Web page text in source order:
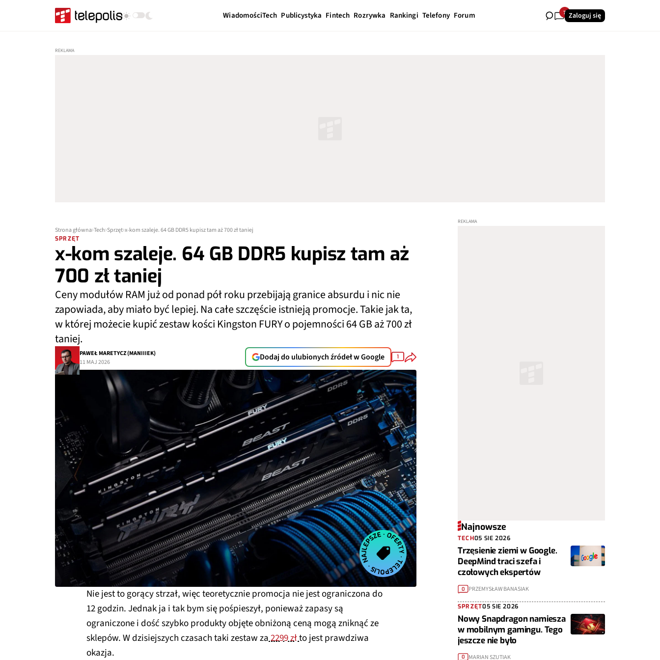
WiadomościTech Publicystyka Fintech Rozrywka Rankingi Telefony Forum 7 Zaloguj się
Strona główna Tech Sprzęt x-kom szaleje. 64 GB DDR5 kupisz tam aż 700 zł taniej
SPRZĘT
x-kom szaleje. 64 GB DDR5 kupisz tam aż
700 zł taniej
Ceny modułów RAM już od ponad pół roku przebijają granice absurdu i nic nie
zapowiada, aby miało być lepiej. Na całe szczęście istnieją promocje. Takie jak ta,
w której możecie kupić zestaw kości Kingston FURY o pojemności 64 GB aż 700 zł
taniej.
PAWEŁ MARETYCZ (MANIIIEK)
11 MAJ 2026
Dodaj do ulubionych źródeł w Google 1
Nie jest to gorący strzał, więc teoretycznie promocja nie jest ograniczona do
12 godzin. Jednak ja i tak bym się pośpieszył, ponieważ zapasy są
ograniczone i dość szybko produkty objęte obniżoną ceną mogą zniknąć ze
sklepów. W dzisiejszych czasach taki zestaw za2299 złto jest prawdziwa
okazja.
Najnowsze
TECH05 SIE 2026
Trzęsienie ziemi w Google.
DeepMind traci szefa i
czołowych ekspertów
0 PRZEMYSŁAW BANASIAK
SPRZĘT05 SIE 2026
Nowy Snapdragon namiesza
w mobilnym gamingu. Tego
jeszcze nie było
0 MARIAN SZUTIAK